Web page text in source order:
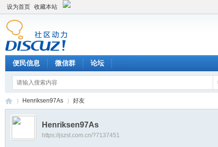
设为首页 收藏本站
便民信息 微信群 论坛
›
Henriksen97As 好友
Henriksen97As
https://jszst.com.cn/?7137451